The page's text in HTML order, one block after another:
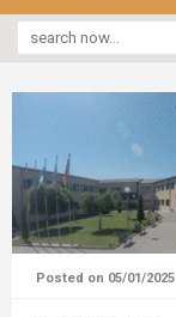
Posted on 05/01/2025